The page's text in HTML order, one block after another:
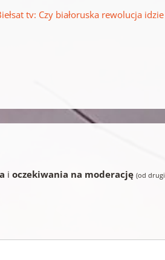
tv: Czy białoruska rewolucja
ioczekiwania na moderację (od